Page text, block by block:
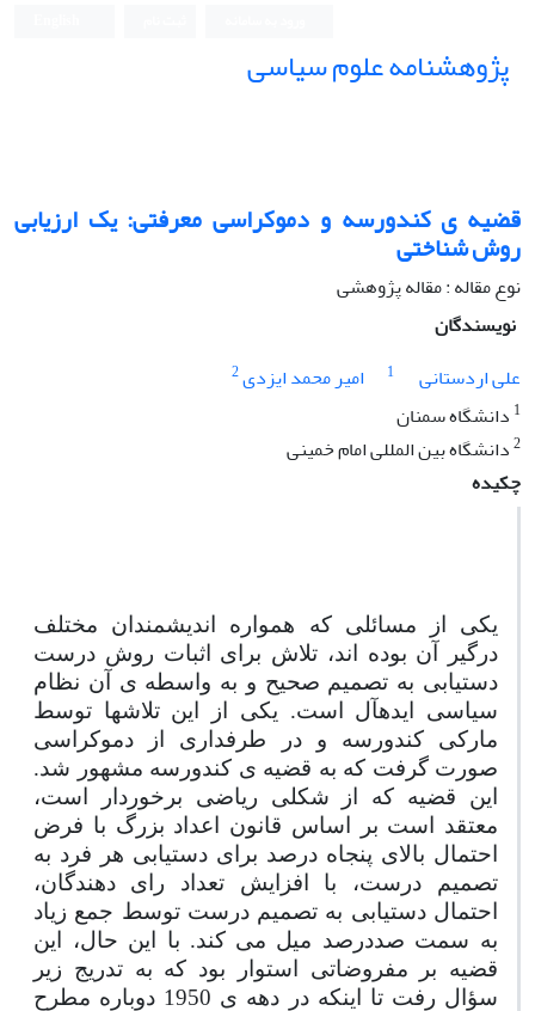
پژوهشنامه علوم سیاسی
قضیه ی کندورسه و دموکراسی معرفتی: یک ارزیابی
روش شناختی
نوع مقاله : مقاله پژوهشی
نویسندگان
علی اردستانی
1 امیر محمد ایزدی2
1 دانشگاه سمنان
2دانشگاه بین المللی امام خمینی
چکیده
یکی از مسائلی که همواره اندیشمندان مختلف
درگیر آن بوده ­اند، تلاش برای اثبات روش درست
دستیابی به تصمیم صحیح و به واسطه ­ی آن نظام
سیاسی ایدهآل است. یکی از این تلاشها توسط
مارکی کندورسه و در طرفداری از دموکراسی
صورت گرفت که به قضیه­ ی کندورسه مشهور شد.
این قضیه که از شکلی ریاضی برخوردار است،
معتقد است بر اساس قانون اعداد بزرگ با فرض
احتمال بالای پنجاه درصد برای دستیابی هر فرد به
تصمیم درست، با افزایش تعداد رای
دهندگان،
احتمال دستیابی به تصمیم درست توسط جمع زیاد
به سمت صددرصد میل می کند. با این حال، این
قضیه بر مفروضاتی استوار بود که به تدریج زیر
سؤال رفت تا اینکه در دهه­ ی 1950 دوباره مطرح